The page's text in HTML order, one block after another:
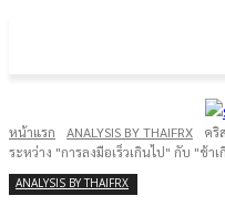
หน้าแรก ANALYSIS BY THAIFRX
คริ
ระหว่าง "การลงมือเร็วเกินไป" กับ "ช้าเ
ANALYSIS BY THAIFRX